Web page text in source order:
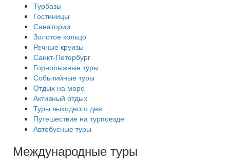
Турбазы
Гостиницы
Санатории
Золотое кольцо
Речные круизы
Санкт-Петербург
Горнолыжные туры
Событийные туры
Отдых на море
Активный отдых
Туры выходного дня
Путешествие на турпоезде
Автобусные туры
Международные туры